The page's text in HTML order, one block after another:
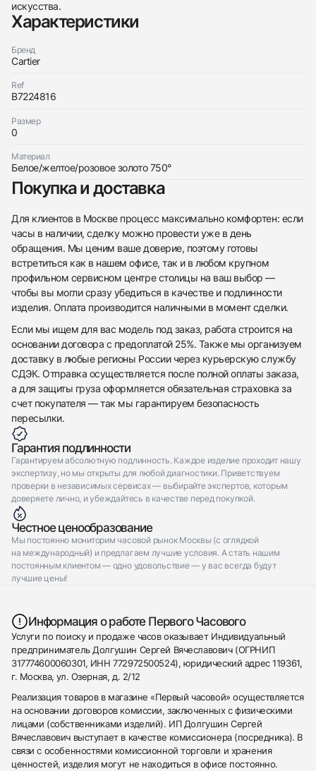
искусства.
Характеристики
Бренд
Cartier
Ref
B7224816
Размер
0
Материал
Белое/желтое/розовое золото 750°
Покупка и доставка
Для клиентов в Москве процесс максимально комфортен: если
часы в наличии, сделку можно провести уже в день
обращения. Мы ценим ваше доверие, поэтому готовы
встретиться как в нашем офисе, так и в любом крупном
профильном сервисном центре столицы на ваш выбор —
чтобы вы могли сразу убедиться в качестве и подлинности
изделия. Оплата производится наличными в момент сделки.
Если мы ищем для вас модель под заказ, работа строится на
основании договора с предоплатой 25%. Также мы организуем
доставку в любые регионы России через курьерскую службу
СДЭК. Отправка осуществляется после полной оплаты заказа,
а для защиты груза оформляется обязательная страховка за
счет покупателя — так мы гарантируем безопасность
пересылки.
Гарантия подлинности
Гарантируем абсолютную подлинность. Каждое изделие проходит нашу
экспертизу, но мы открыты для любой диагностики. Приветствуем
проверки в независимых сервисах — выбирайте экспертов, которым
доверяете лично, и убеждайтесь в качестве перед покупкой.
Честное ценообразование
Мы постоянно мониторим часовой рынок Москвы (с оглядкой
на международный) и предлагаем лучшие условия. А стать нашим
постоянным клиентом — одно удовольствие — у вас всегда будут
лучшие цены!
Информация о работе Первого Часового
Услуги по поиску и продаже часов оказывает Индивидуальный
предприниматель Долгушин Сергей Вячеславович (ОГРНИП
317774600060301, ИНН 772972500524), юридический адрес 119361,
г. Москва, ул. Озерная, д. 2/12
Реализация товаров в магазине «Первый часовой» осуществляется
на основании договоров комиссии, заключенных с физическими
лицами (собственниками изделий). ИП Долгушин Сергей
Вячеславович выступает в качестве комиссионера (посредника). В
связи с особенностями комиссионной торговли и хранения
ценностей, изделия могут не находиться в офисе постоянно.
Заказать эти часы
Оставьте ваши контактные данные и мы свяжемся
Trinity Necklace, Small Model
НовыеКоробка + Документы
$2,800
Отправить заявку
с вами
$2,800
Приложите фото ваших часов…